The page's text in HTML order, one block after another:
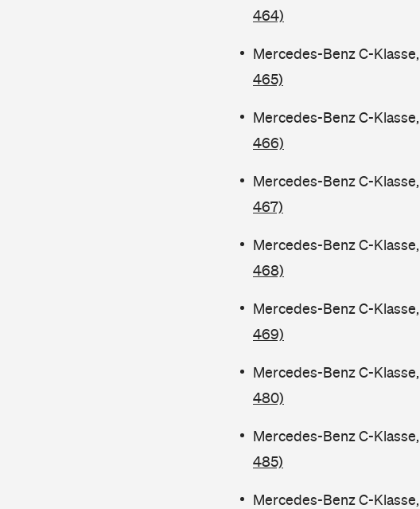
464)
Mercedes-Benz C-
465)
Mercedes-Benz C-
466)
Mercedes-Benz C-
467)
Mercedes-Benz C-
468)
Mercedes-Benz C-
469)
Mercedes-Benz C-
480)
Mercedes-Benz C-
485)
Mercedes-Benz C-